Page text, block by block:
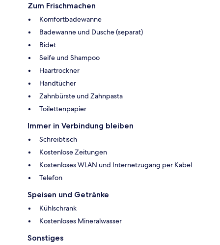
Zum Frischmachen
Komfortbadewanne
Badewanne und Dusche (separat)
Bidet
Seife und Shampoo
Haartrockner
Handtücher
Zahnbürste und Zahnpasta
Toilettenpapier
Immer in Verbindung bleiben
Schreibtisch
Kostenlose Zeitungen
Kostenloses WLAN und Internetzugang per Kabel
Telefon
Speisen und Getränke
Kühlschrank
Kostenloses Mineralwasser
Sonstiges